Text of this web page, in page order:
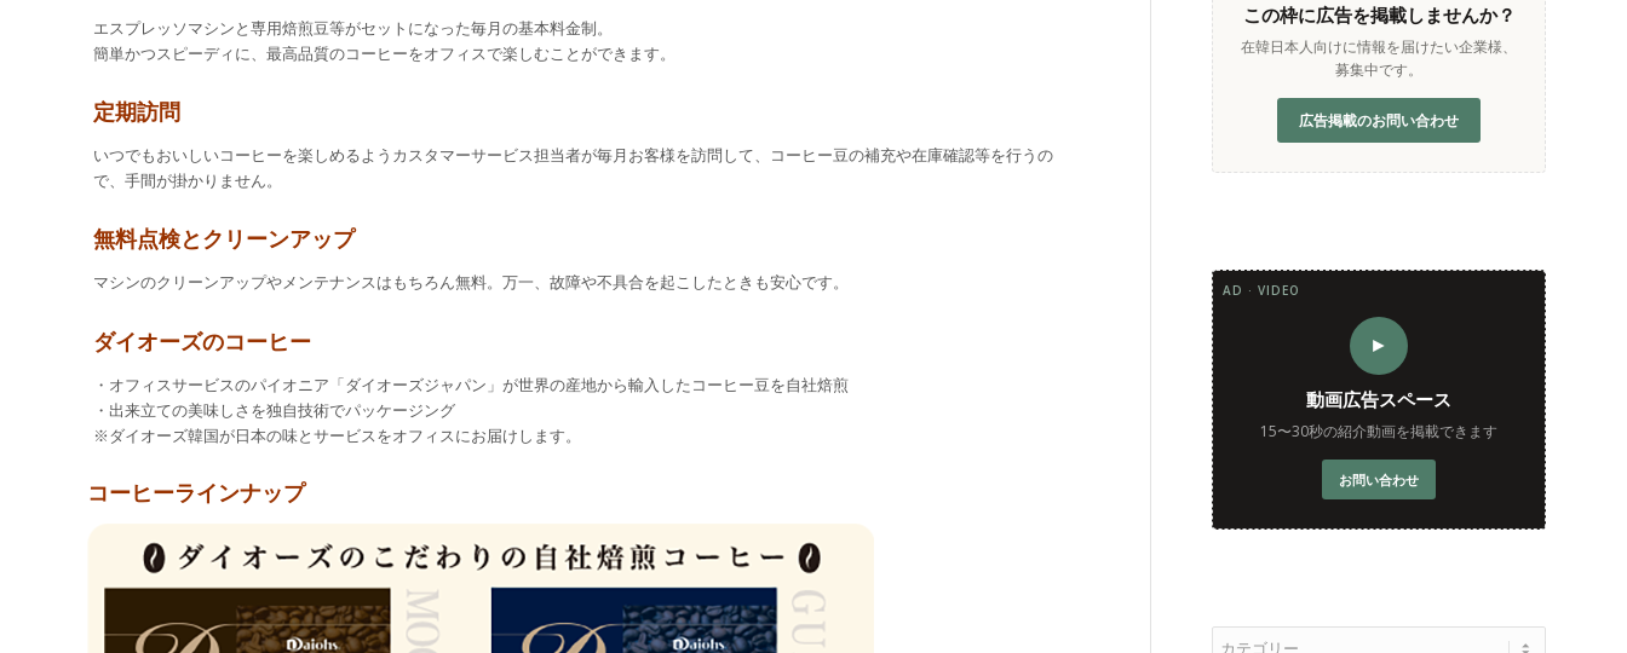
エスプレッソマシンと専用焙煎豆等がセットになった毎月の基本料金制。
簡単かつスピーディに、最高品質のコーヒーをオフィスで楽しむことができます。
定期訪問
いつでもおいしいコーヒーを楽しめるようカスタマーサービス担当者が毎月お客様を訪問して、コーヒー豆の補充や在庫確認等を行うの
で、手間が掛かりません。
無料点検とクリーンアップ
マシンのクリーンアップやメンテナンスはもちろん無料。万一、故障や不具合を起こしたときも安心です。
ダイオーズのコーヒー
・オフィスサービスのパイオニア「ダイオーズジャパン」が世界の産地から輸入したコーヒー豆を自社焙煎
・出来立ての美味しさを独自技術でパッケージング
※ダイオーズ韓国が日本の味とサービスをオフィスにお届けします。
コーヒーラインナップ
この枠に広告を掲載しませんか？
在韓日本人向けに情報を届けたい企業様、
募集中です。
広告掲載のお問い合わせ
AD · VIDEO
►
動画広告スペース
15〜30秒の紹介動画を掲載できます
お問い合わせ